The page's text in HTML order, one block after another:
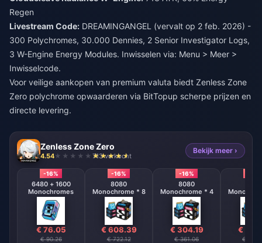
Regen
Livestream Code: DREAMINGANGEL (vervalt op 2 feb. 2026) -
300 Polychromes, 30.000 Dennies, 2 Senior Investigator Logs,
3 W-Engine Energy Modules. Inwisselen via: Menu > Meer >
Inwisselcode.
Voor veilige aankopen van premium valuta biedt Zenless Zone
Zero polychrome opwaarderen via BitTopup scherpe prijzen en
directe levering.
Zenless Zone Zero
4.54 713 verkocht
Bekijk meer ›
-16%
6480 + 1600
Monochromes
€ 76.05
€ 90.26
-16%
8080
Monochrome * 8
€ 608.39
€ 722.12
-16%
8080
Monochrome * 4
€ 304.19
€ 361.06
€
€